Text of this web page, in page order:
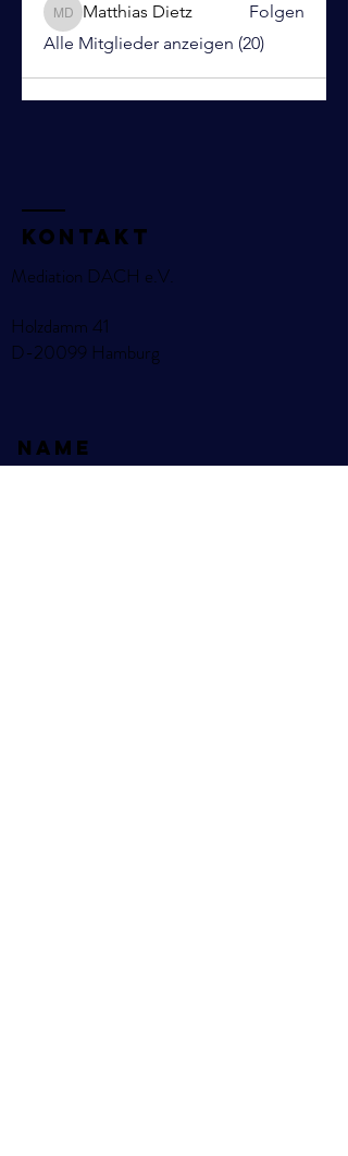
Matthias Dietz
Matthias Dietz
Folgen
Alle Mitglieder anzeigen (20)
KOntakt
Mediation DACH e.V.
Holzdamm 41
D-20099 Hamburg
Name